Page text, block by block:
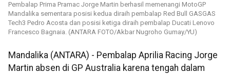
Pembalap Prima Pramac Jorge Martin berhasil memenangi MotoGP
Mandalika sementara posisi kedua diraih pembalap Red Bull GASGAS
Tech3 Pedro Acosta dan posisi ketiga diraih pembalap Ducati Lenovo
Francesco Bagnaia. (ANTARA FOTO/Akbar Nugroho Gumay/YU)
Mandalika (ANTARA) - Pembalap Aprilia Racing Jorge
Martin absen di GP Australia karena tengah dalam